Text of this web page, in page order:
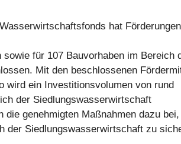
hat
für 107 Bauvorhaben im Bereich
Mit den beschlossenen
wird ein Investitionsvolumen von rund
der Siedlungswasserwirtschaft
die genehmigten Maßnahmen dazu
der Siedlungswasserwirtschaft zu